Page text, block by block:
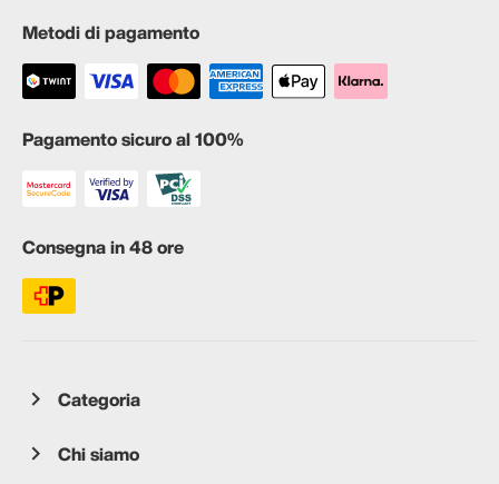
Metodi di pagamento
Pagamento sicuro al 100%
Consegna in 48 ore
Categoria
Chi siamo